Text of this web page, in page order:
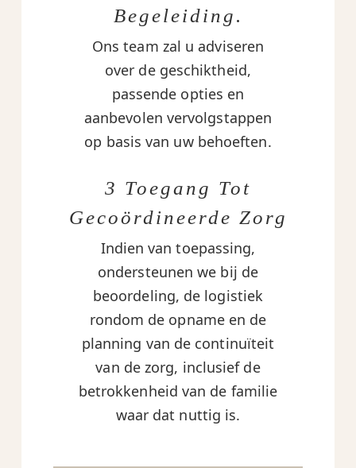
Begeleiding.
Ons team zal u adviseren
over de geschiktheid,
passende opties en
aanbevolen vervolgstappen
op basis van uw behoeften.
3 Toegang Tot
Gecoördineerde Zorg
Indien van toepassing,
ondersteunen we bij de
beoordeling, de logistiek
rondom de opname en de
planning van de continuïteit
van de zorg, inclusief de
betrokkenheid van de familie
waar dat nuttig is.